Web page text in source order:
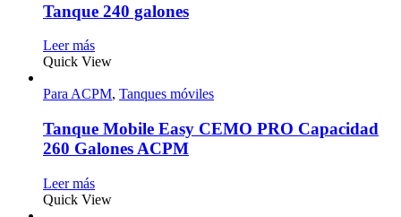
Tanque 240 galones
Leer más
Quick View
Para ACPM, Tanques móviles
Tanque Mobile Easy CEMO PRO Capacidad
260 Galones ACPM
Leer más
Quick View